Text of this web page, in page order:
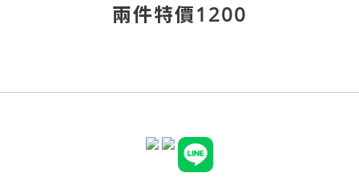
兩件特價1200